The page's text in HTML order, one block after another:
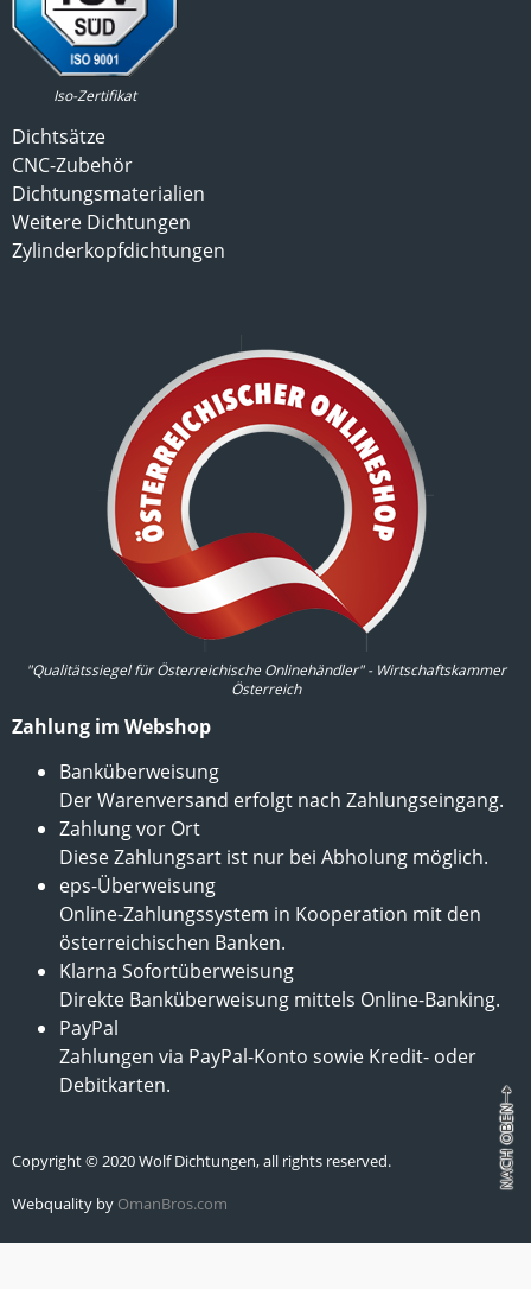
Iso-Zertifikat
Dichtsätze
CNC-Zubehör
Dichtungsmaterialien
Weitere Dichtungen
Zylinderkopfdichtungen
"Qualitätssiegel für Österreichische Onlinehändler" - Wirtschaftskammer
Österreich
Zahlung im Webshop
Banküberweisung
Der Warenversand erfolgt nach Zahlungseingang.
Zahlung vor Ort
Diese Zahlungsart ist nur bei Abholung möglich.
eps-Überweisung
Online-Zahlungssystem in Kooperation mit den
österreichischen Banken.
Klarna Sofortüberweisung
Direkte Banküberweisung mittels Online-Banking.
PayPal
Zahlungen via PayPal-Konto sowie Kredit- oder
Debitkarten.
Copyright © 2020 Wolf Dichtungen, all rights reserved.
Webquality by OmanBros.com